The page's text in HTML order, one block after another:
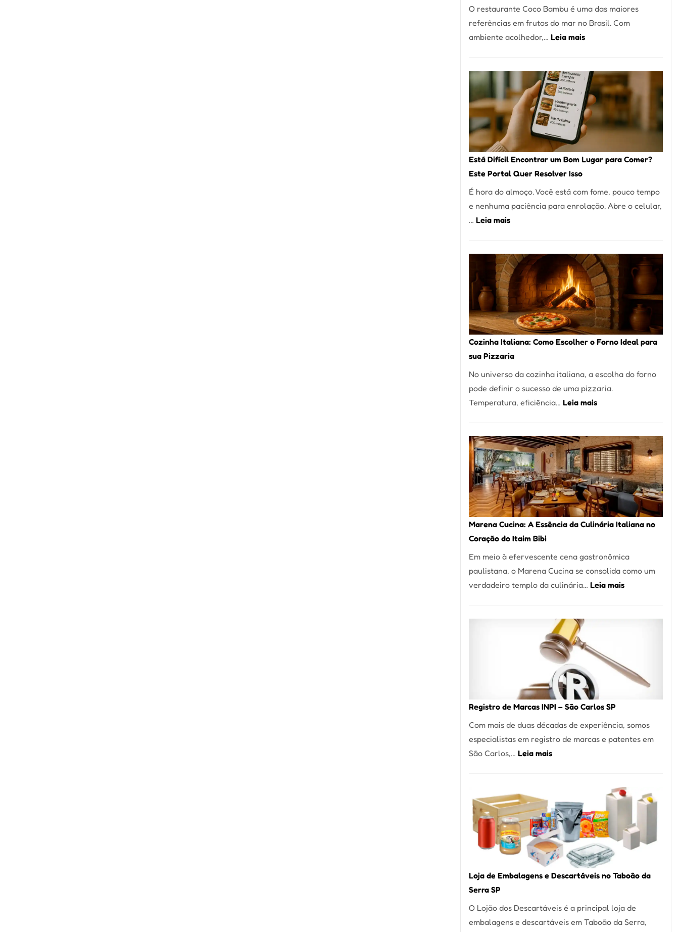
para
a
Alta
O restaurante Coco Bambu é uma das maiores
referências em frutos do mar no Brasil. Com
ambiente acolhedor,… Leia mais:
onde
encontrar
e
como
reservar
em
São
Está Difícil Encontrar um Bom Lugar para Comer?
Este Portal Quer Resolver Isso
É hora do almoço. Você está com fome, pouco tempo
e nenhuma paciência para enrolação. Abre o celular,
… Leia mais:
Encontrar
um
Bom
Lugar
para
Comer?
Este
Portal
Quer
Resolver
Isso
Cozinha Italiana: Como Escolher o Forno Ideal para
sua Pizzaria
No universo da cozinha italiana, a escolha do forno
pode definir o sucesso de uma pizzaria.
Temperatura, eficiência… Leia mais:
Como
Escolher
o
Forno
Ideal
para
sua
Marena Cucina: A Essência da Culinária Italiana no
Coração do Itaim Bibi
Em meio à efervescente cena gastronômica
paulistana, o Marena Cucina se consolida como um
verdadeiro templo da culinária… Leia mais:
Culinária
Italiana
do
Itaim
Registro de Marcas INPI – São Carlos SP
Com mais de duas décadas de experiência, somos
especialistas em registro de marcas e patentes em
São Carlos,… Leia mais:
INPI
–
São
Carlos
SP
Loja de Embalagens e Descartáveis no Taboão da
Serra SP
O Lojão dos Descartáveis é a principal loja de
embalagens e descartáveis em Taboão da Serra,